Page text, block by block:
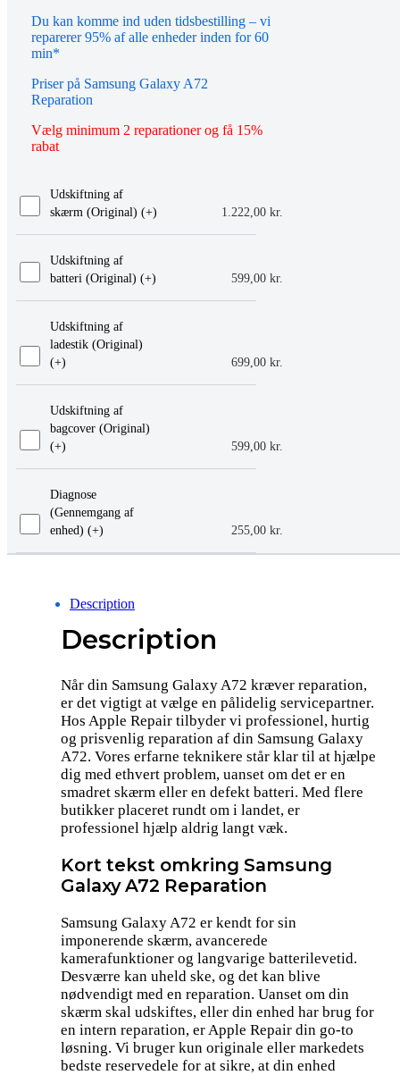
tid online eller mød op i vores butik, så
hjælper vi dig gerne videre. Du er også
altid velkommen til at kontakte os på
Du kan komme ind uden tidsbestilling – vi
reparerer 95% af alle enheder inden for 60
min*
Priser på Samsung Galaxy A72
Reparation
Vælg minimum 2 reparationer og få 15%
rabat
Udskiftning af
skærm (Original) (+
1.222,00 kr.
)
Udskiftning af
batteri (Original) (+
599,00 kr.
)
Udskiftning af
ladestik (Original)
(+
699,00 kr.
)
Udskiftning af
bagcover (Original)
(+
599,00 kr.
)
Diagnose
(Gennemgang af
enhed) (+
255,00 kr.
)
Description
Description
Når din Samsung Galaxy A72 kræver reparation,
er det vigtigt at vælge en pålidelig servicepartner.
Hos Apple Repair tilbyder vi professionel, hurtig
og prisvenlig reparation af din Samsung Galaxy
A72. Vores erfarne teknikere står klar til at hjælpe
dig med ethvert problem, uanset om det er en
smadret skærm eller en defekt batteri. Med flere
butikker placeret rundt om i landet, er
professionel hjælp aldrig langt væk.
Kort tekst omkring Samsung
Galaxy A72 Reparation
Samsung Galaxy A72 er kendt for sin
imponerende skærm, avancerede
kamerafunktioner og langvarige batterilevetid.
Desværre kan uheld ske, og det kan blive
nødvendigt med en reparation. Uanset om din
skærm skal udskiftes, eller din enhed har brug for
en intern reparation, er Apple Repair din go-to
løsning. Vi bruger kun originale eller markedets
bedste reservedele for at sikre, at din enhed